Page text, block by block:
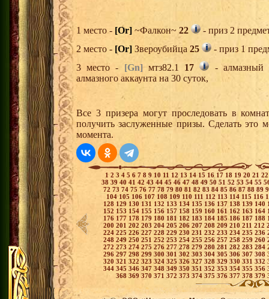
1 место - [Or] ~Фалкон~ 22
- приз 2
2 место - [Or] Звероубийца 25
- приз 1
3 место - [Gn]мтз82.1 17
- алмазный
алмазного аккаунта на 30 суток,
Все 3 призера могут проследовать в
получить заслуженные призы. Сделать это
момента.
1 2 3 4 5 6 7 8 9 10 11 12 13 14 15 16 17 18 19 20 21
38 39 40 41 42 43 44 45 46 47 48 49 50 51 52 53 54 55
72 73 74 75 76 77 78 79 80 81 82 83 84 85 86 87 88 89
104105 106 107 108 109 110 111 112 113 114 115 116
128 129 130 131 132 133 134 135 136 137 138 139 140
152 153 154 155 156 157 158 159 160 161 162 163 164
176 177 178 179 180 181 182 183 184 185186 187 188
200 201 202 203 204 205 206 207 208 209 210 211 212
224 225 226 227 228 229 230 231 232 233 234 235 236
248 249 250 251 252 253 254 255 256 257 258 259 260
272 273 274 275 276 277 278 279 280 281 282 283 284
296 297 298 299 300 301 302 303 304 305 306 307 308
320 321 322 323 324 325 326 327 328 329 330 331 332
344 345 346 347 348 349 350 351 352 353 354 355 356
368 369 370 371 372 373 374 375 376 377 378 379